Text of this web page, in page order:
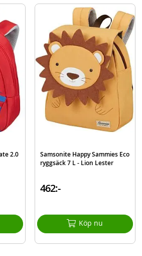
061509002L
5701359803940
Pokemon
2.0
Samsonite Happy Sammies Eco
ryggsäck 7 L - Lion Lester
462:-
Köp nu